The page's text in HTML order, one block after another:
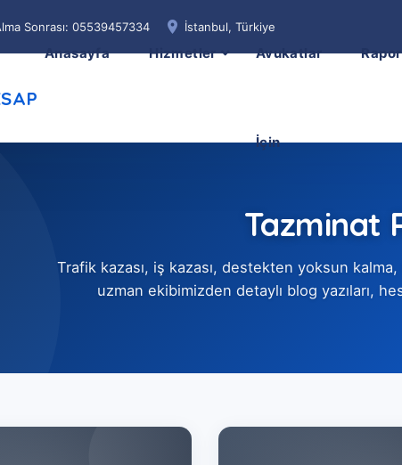
Sonrası: 05539457334 İstanbul, Türkiye
Anasayfa Hizmetler Avukatlar
İçin
Tazminat
Trafik kazası, iş kazası, destekten yoksun
uzman ekibimizden detaylı blog yazıları,